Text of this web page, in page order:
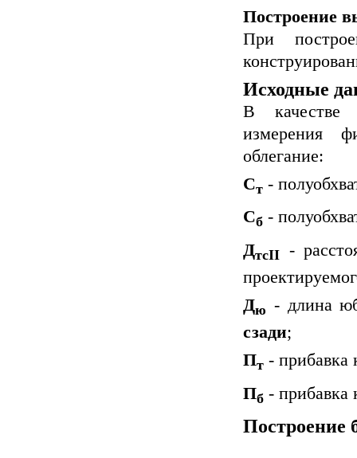
Построение
При
Исходные
В качестве
измерения
облегание:
Ст -
Сб -
ДтсII -
Дю - длина
сзади;
Пт - прибавка
Пб - прибавка
Построение